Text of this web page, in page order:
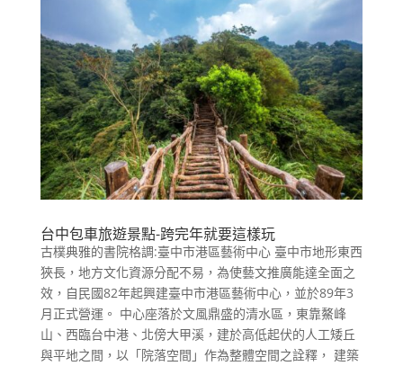
台中包車旅遊景點-跨完年就要這樣玩
古樸典雅的書院格調:臺中市港區藝術中心 臺中市地形東西
狹長，地方文化資源分配不易，為使藝文推廣能達全面之
效，自民國82年起興建臺中市港區藝術中心，並於89年3
月正式營運。 中心座落於文風鼎盛的清水區，東靠鰲峰
山、西臨台中港、北傍大甲溪，建於高低起伏的人工矮丘
與平地之間，以「院落空間」作為整體空間之詮釋， 建築